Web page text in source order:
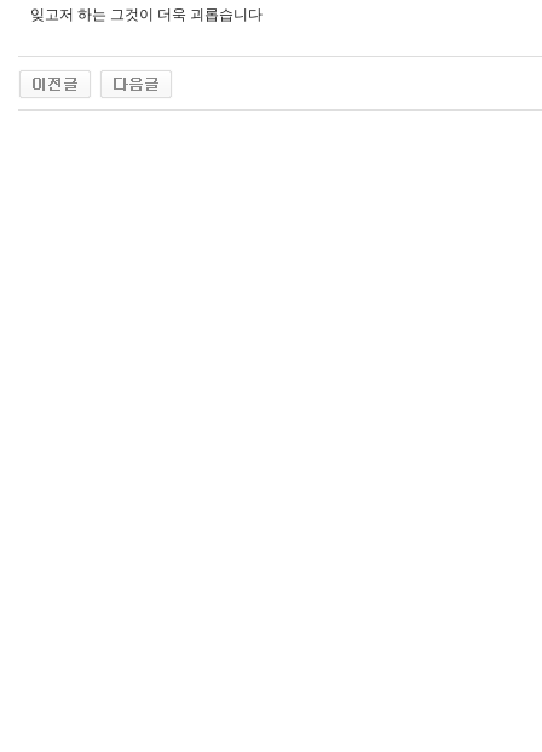
잊고저 하는 그것이 더욱 괴롭습니다